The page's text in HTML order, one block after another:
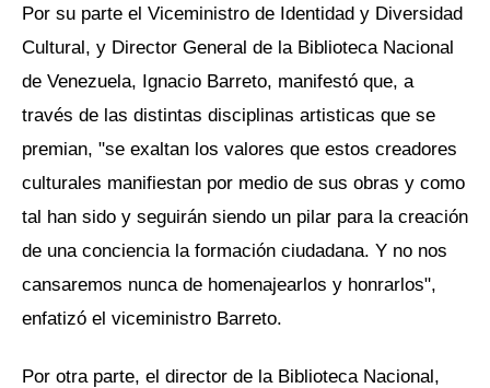
Por su parte el Viceministro de Identidad y Diversidad
Cultural, y Director General de la Biblioteca Nacional
de Venezuela, Ignacio Barreto, manifestó que, a
través de las distintas disciplinas artisticas que se
premian, "se exaltan los valores que estos creadores
culturales manifiestan por medio de sus obras y como
tal han sido y seguirán siendo un pilar para la creación
de una conciencia la formación ciudadana. Y no nos
cansaremos nunca de homenajearlos y honrarlos",
enfatizó el viceministro Barreto.
Por otra parte, el director de la Biblioteca Nacional,